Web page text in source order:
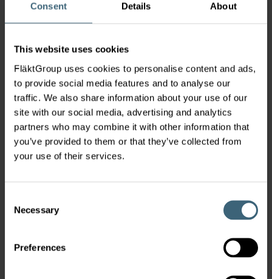
Consent Details About
This website uses cookies
FläktGroup uses cookies to personalise content and ads,
to provide social media features and to analyse our
traffic. We also share information about your use of our
site with our social media, advertising and analytics
partners who may combine it with other information that
you’ve provided to them or that they’ve collected from
your use of their services.
Selection
Necessary
Preferences
Johto ja toiminnot